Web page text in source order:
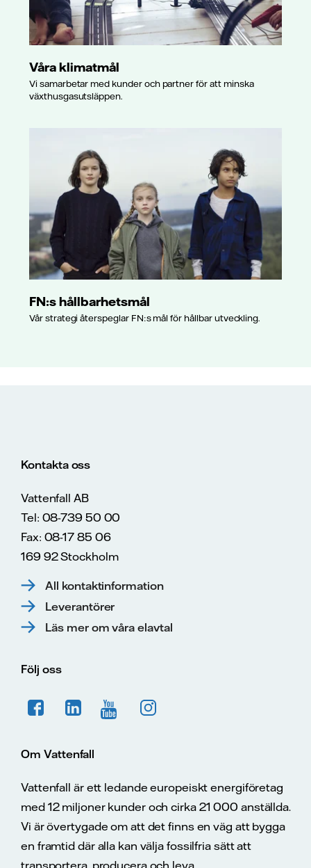
Våra klimatmål
Vi samarbetar med kunder och partner för att minska
växthusgasutsläppen.
FN:s hållbarhetsmål
Vår strategi återspeglar FN:s mål för hållbar utveckling.
Kontakta oss
Vattenfall AB
Tel: 08-739 50 00
Fax: 08-17 85 06
169 92 Stockholm
All kontaktinformation
Leverantörer
Läs mer om våra elavtal
Följ oss
Om Vattenfall
Vattenfall är ett ledande europeiskt energiföretag
med 12 miljoner kunder och cirka 21 000 anställda.
Vi är övertygade om att det finns en väg att bygga
en framtid där alla kan välja fossilfria sätt att
transportera, producera och leva.